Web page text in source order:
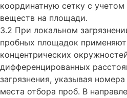
координатную сетку с учетом
веществ на площади.
3.2 При локальном
пробных площадок
концентрических
дифференцированных
загрязнения, указывая
места отбора проб. В